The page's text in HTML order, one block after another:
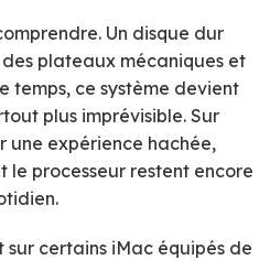
Un disque dur
plateaux mécaniques et
temps, ce système devient
plus imprévisible. Sur
une expérience hachée,
le processeur restent encore
certains iMac équipés de